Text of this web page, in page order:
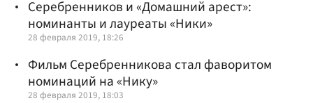
Серебренников и «Домашний арест»:
номинанты и лауреаты «Ники»
28 февраля 2019, 18:26
Фильм Серебренникова стал фаворитом
номинаций на «Нику»
28 февраля 2019, 18:03